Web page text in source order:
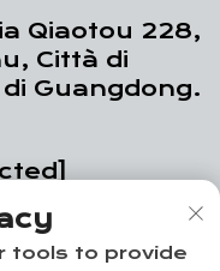
Qiaotou 228,
Città di
Guangdong.
tools to provide